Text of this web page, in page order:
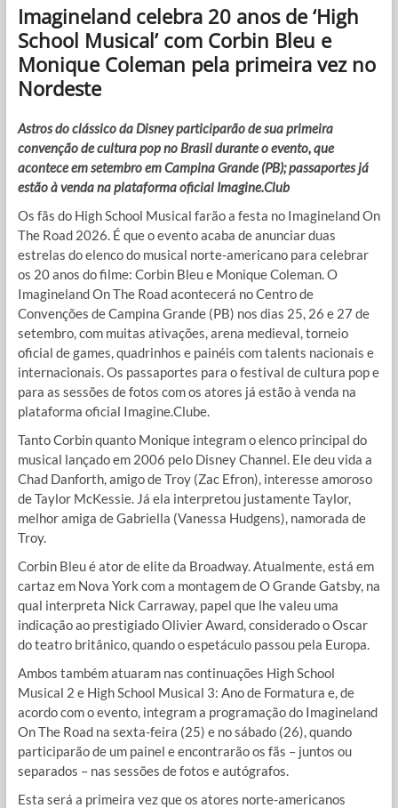
Imagineland celebra 20 anos de ‘High
School Musical’ com Corbin Bleu e
Monique Coleman pela primeira vez no
Nordeste
Astros do clássico da Disney participarão de sua primeira
convenção de cultura pop no Brasil durante o evento, que
acontece em setembro em Campina Grande (PB); passaportes já
estão à venda na plataforma oficial Imagine.Club
Os fãs do High School Musical farão a festa no Imagineland On
The Road 2026. É que o evento acaba de anunciar duas
estrelas do elenco do musical norte-americano para celebrar
os 20 anos do filme: Corbin Bleu e Monique Coleman. O
Imagineland On The Road acontecerá no Centro de
Convenções de Campina Grande (PB) nos dias 25, 26 e 27 de
setembro, com muitas ativações, arena medieval, torneio
oficial de games, quadrinhos e painéis com talents nacionais e
internacionais. Os passaportes para o festival de cultura pop e
para as sessões de fotos com os atores já estão à venda na
plataforma oficial Imagine.Clube.
Tanto Corbin quanto Monique integram o elenco principal do
musical lançado em 2006 pelo Disney Channel. Ele deu vida a
Chad Danforth, amigo de Troy (Zac Efron), interesse amoroso
de Taylor McKessie. Já ela interpretou justamente Taylor,
melhor amiga de Gabriella (Vanessa Hudgens), namorada de
Troy.
Corbin Bleu é ator de elite da Broadway. Atualmente, está em
cartaz em Nova York com a montagem de O Grande Gatsby, na
qual interpreta Nick Carraway, papel que lhe valeu uma
indicação ao prestigiado Olivier Award, considerado o Oscar
do teatro britânico, quando o espetáculo passou pela Europa.
Ambos também atuaram nas continuações High School
Musical 2 e High School Musical 3: Ano de Formatura e, de
acordo com o evento, integram a programação do Imagineland
On The Road na sexta-feira (25) e no sábado (26), quando
participarão de um painel e encontrarão os fãs – juntos ou
separados – nas sessões de fotos e autógrafos.
Esta será a primeira vez que os atores norte-americanos